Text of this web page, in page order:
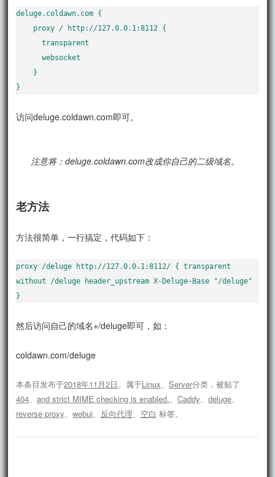
deluge.coldawn.com {
      transparent
      websocket
}
访问deluge.coldawn.com即可。
注意将：deluge.coldawn.com改成你自己的二级域名。
老方法
方法很简单，一行搞定，代码如下：
proxy /deluge http://127.0.0.1:8112/ { transparent
without /deluge header_upstream X-Deluge-Base "/deluge"
}
然后访问自己的域名+/deluge即可，如：
coldawn.com/deluge
本条目发布于2018年11月2日 。属于Linux 、Server分类，被贴了
404 、and strict MIME checking is enabled. 、Caddy 、deluge
reverse proxy 、webui 反向代理 空白 标签。